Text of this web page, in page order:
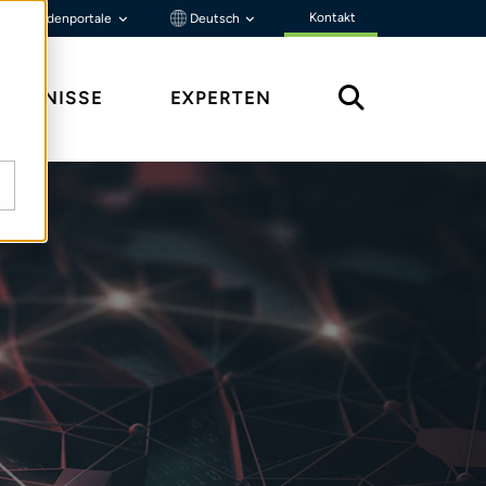
Kundenportale Deutsch Kontakt
EXPERTEN